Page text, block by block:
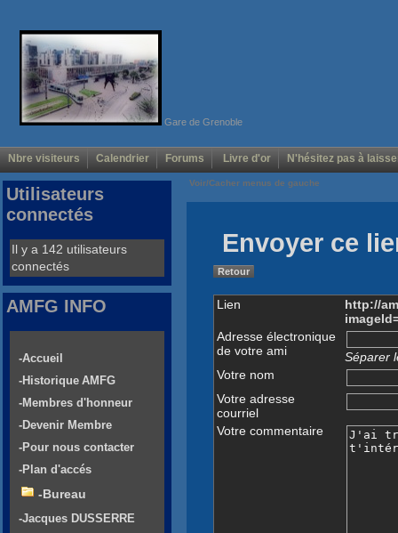
Gare de Grenoble
Nbre visiteurs Calendrier Forums Livre d'or N'hésitez pas à
Voir/Cacher menus de gauche
Envoyer ce
Retour
Lien
http://
Adresse électronique
de votre ami
Séparer
Votre nom
Votre adresse
courriel
Votre commentaire
Utilisateurs
connectés
Il y a 142 utilisateurs
connectés
AMFG INFO
-Accueil
-Historique AMFG
-Membres d'honneur
-Devenir Membre
-Pour nous contacter
-Plan d'accés
-Bureau
-Jacques DUSSERRE